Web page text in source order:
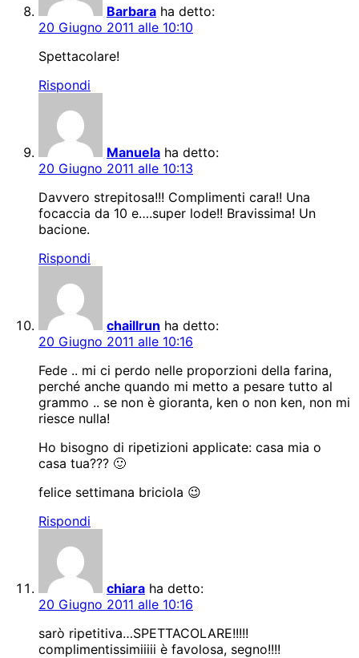
Barbara ha detto:
20 Giugno 2011 alle 10:10
Spettacolare!
Rispondi
Manuela ha detto:
20 Giugno 2011 alle 10:13
Davvero strepitosa!!! Complimenti cara!! Una
focaccia da 10 e….super lode!! Bravissima! Un
bacione.
Rispondi
chaillrun ha detto:
20 Giugno 2011 alle 10:16
Fede .. mi ci perdo nelle proporzioni della farina,
perché anche quando mi metto a pesare tutto al
grammo .. se non è gioranta, ken o non ken, non mi
riesce nulla!
Ho bisogno di ripetizioni applicate: casa mia o
casa tua??? 🙂
felice settimana briciola 😉
Rispondi
chiara ha detto:
20 Giugno 2011 alle 10:16
sarò ripetitiva…SPETTACOLARE!!!!!
complimentissimiiiii è favolosa, segno!!!!